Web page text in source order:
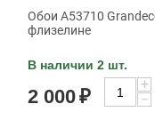
Обои A53710
флизелине
В наличии 2 шт.
2 000₽
+
−